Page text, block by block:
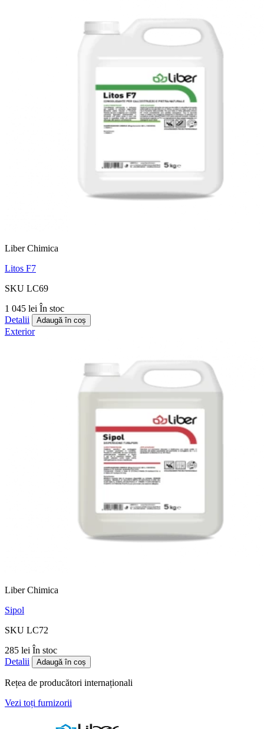
Liber Chimica
Litos F7
SKU LC69
1 045 lei În stoc
Detalii
Adaugă în coș
Exterior
Liber Chimica
Sipol
SKU LC72
285 lei În stoc
Detalii
Adaugă în coș
Rețea de producători internaționali
Vezi toți furnizorii